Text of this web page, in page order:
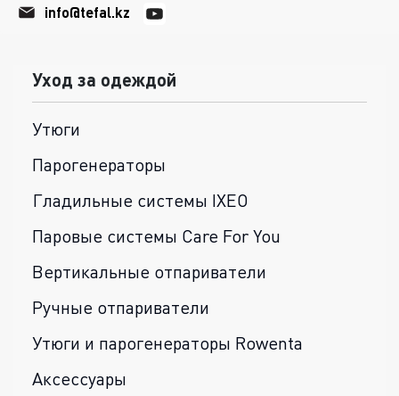
info@tefal.kz
Уход за одеждой
Утюги
Парогенераторы
Гладильные системы IXEO
Паровые системы Care For You
Вертикальные отпариватели
Ручные отпариватели
Утюги и парогенераторы Rowenta
Аксессуары